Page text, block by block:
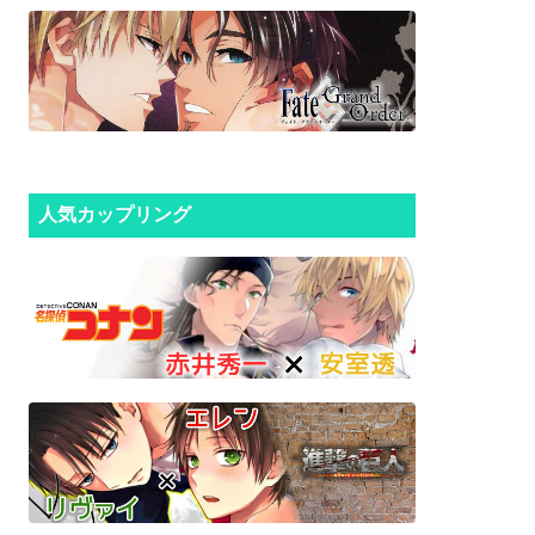
人気カップリング